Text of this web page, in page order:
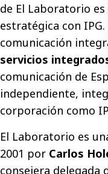
de El Laboratorio es
estratégica con
comunicación
servicios
comunicación de
independiente,
corporación como
El Laboratorio es
2001 por Carlos
consejera delegada